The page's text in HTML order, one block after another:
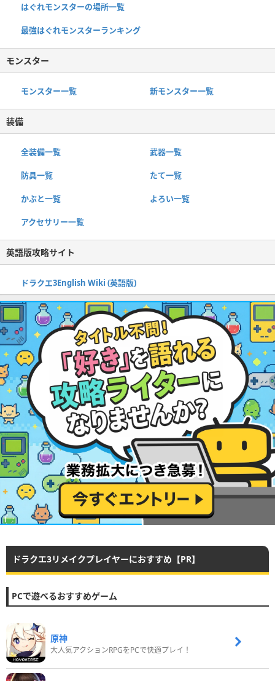
はぐれモンスターの場所一覧
最強はぐれモンスターランキング
モンスター
モンスター一覧 新モンスター一覧
装備
全装備一覧 武器一覧
防具一覧 たて一覧
かぶと一覧 よろい一覧
アクセサリー一覧
英語版攻略サイト
ドラクエ3English Wiki (英語版)
ドラクエ3リメイクプレイヤーにおすすめ【PR】
PCで遊べるおすすめゲーム
原神
大人気アクションRPGをPCで快適プレイ！